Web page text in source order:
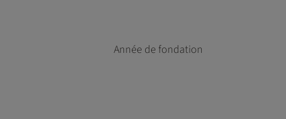
Année de fondation